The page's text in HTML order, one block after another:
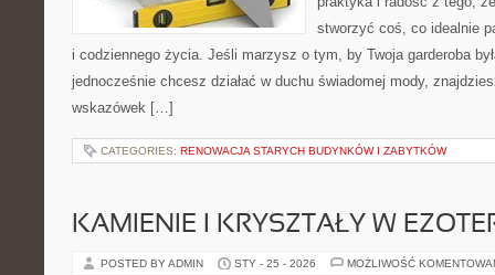
stworzyć coś, co idealnie
i codziennego życia. Jeśli marzysz o tym, by Twoja garderoba
jednocześnie chcesz działać w duchu świadomej mody,
wskazówek […]
CATEGORIES: RENOWACJA STARYCH BUDYNKÓW I ZABYTKÓW
KAMIENIE I KRYSZTAŁY W
POSTED BY ADMIN STY - 25 - 2026 MOŻLIWOŚĆ